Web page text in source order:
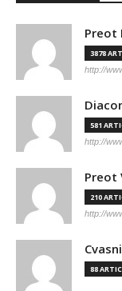
Preot
3878
http://
581
http://
Preot
210
http://
88